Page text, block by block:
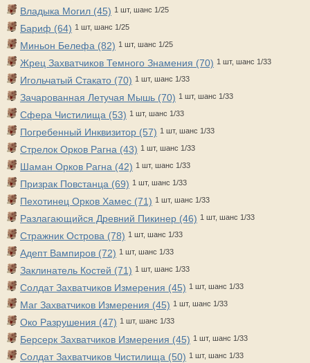
Владыка Могил (45) 1 шт, шанс 1/25
Бариф (64) 1 шт, шанс 1/25
Миньон Белефа (82) 1 шт, шанс 1/25
Жрец Захватчиков Темного Знамения (70) 1 шт, шанс 1/33
Игольчатый Стакато (70) 1 шт, шанс 1/33
Зачарованная Летучая Мышь (70) 1 шт, шанс 1/33
Сфера Чистилища (53) 1 шт, шанс 1/33
Погребенный Инквизитор (57) 1 шт, шанс 1/33
Стрелок Орков Рагна (43) 1 шт, шанс 1/33
Шаман Орков Рагна (42) 1 шт, шанс 1/33
Призрак Повстанца (69) 1 шт, шанс 1/33
Пехотинец Орков Хамес (71) 1 шт, шанс 1/33
Разлагающийся Древний Пикинер (46) 1 шт, шанс 1/33
Стражник Острова (78) 1 шт, шанс 1/33
Адепт Вампиров (72) 1 шт, шанс 1/33
Заклинатель Костей (71) 1 шт, шанс 1/33
Солдат Захватчиков Измерения (45) 1 шт, шанс 1/33
Маг Захватчиков Измерения (45) 1 шт, шанс 1/33
Око Разрушения (47) 1 шт, шанс 1/33
Берсерк Захватчиков Измерения (45) 1 шт, шанс 1/33
Солдат Захватчиков Чистилища (50) 1 шт, шанс 1/33